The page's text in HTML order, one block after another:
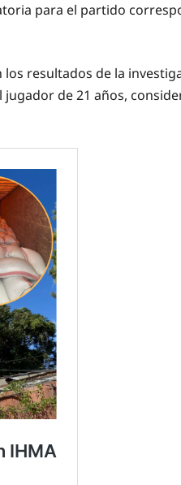
para el partido
resultados de la
de 21 años,